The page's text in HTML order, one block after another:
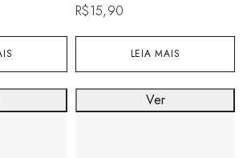
LEIA MAIS
R$15,90
Ver